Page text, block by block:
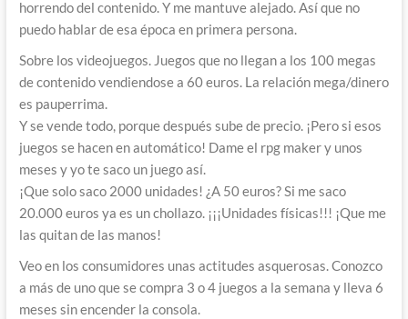
horrendo del contenido. Y me mantuve alejado. Así que no
puedo hablar de esa época en primera persona.
Sobre los videojuegos. Juegos que no llegan a los 100 megas
de contenido vendiendose a 60 euros. La relación mega/dinero
es pauperrima.
Y se vende todo, porque después sube de precio. ¡Pero si esos
juegos se hacen en automático! Dame el rpg maker y unos
meses y yo te saco un juego así.
¡Que solo saco 2000 unidades! ¿A 50 euros? Si me saco
20.000 euros ya es un chollazo. ¡¡¡Unidades físicas!!! ¡Que me
las quitan de las manos!
Veo en los consumidores unas actitudes asquerosas. Conozco
a más de uno que se compra 3 o 4 juegos a la semana y lleva 6
meses sin encender la consola.